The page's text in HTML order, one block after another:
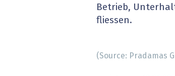
Betrieb,
fliessen.
(Source: Pradamas